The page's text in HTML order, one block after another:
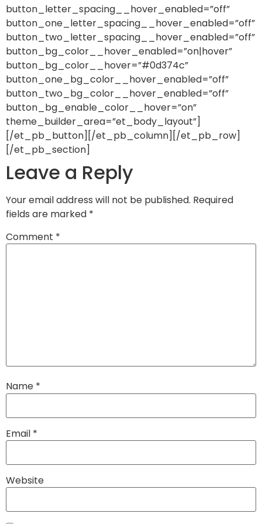
button_letter_spacing__hover_enabled=”off”
button_one_letter_spacing__hover_enabled=”off”
button_two_letter_spacing__hover_enabled=”off”
button_bg_color__hover_enabled=”on|hover”
button_bg_color__hover=”#0d374c”
button_one_bg_color__hover_enabled=”off”
button_two_bg_color__hover_enabled=”off”
button_bg_enable_color__hover=”on”
theme_builder_area=”et_body_layout”]
[/et_pb_button][/et_pb_column][/et_pb_row]
[/et_pb_section]
Leave a Reply
Your email address will not be published. Required
fields are marked *
Comment *
Name *
Email *
Website